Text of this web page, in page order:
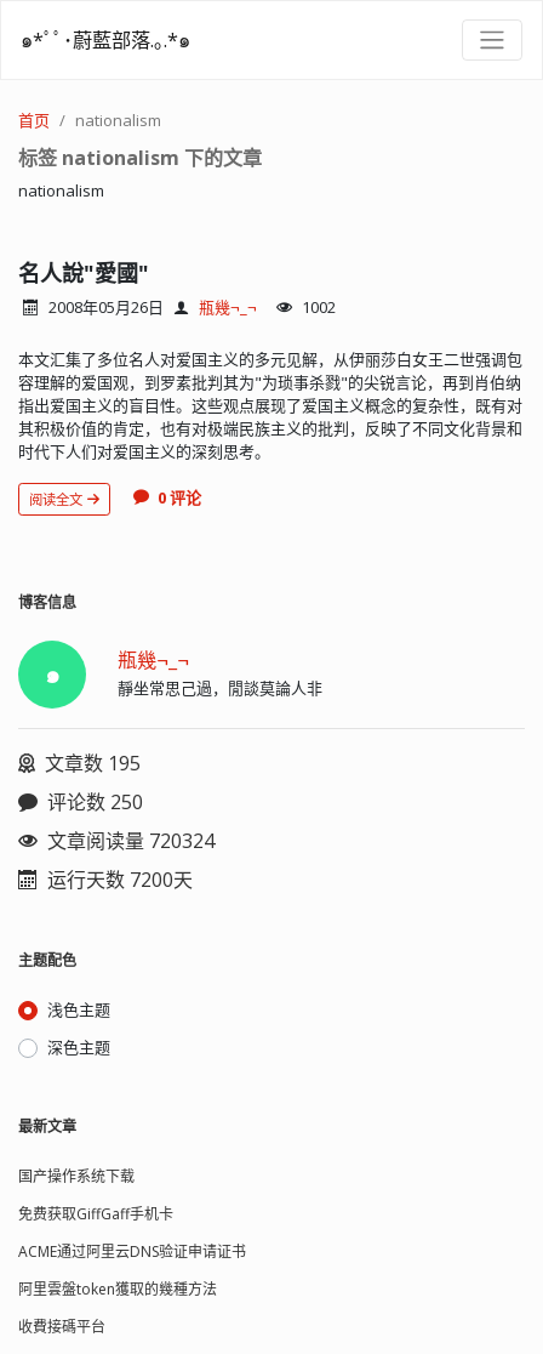
๑*ﾟﾟ･蔚藍部落.｡.*๑
首页 nationalism
标签 nationalism 下的文章
nationalism
名人說"愛國"
2008年05月26日 瓶幾¬_¬ 1002
本文汇集了多位名人对爱国主义的多元见解，从伊丽莎白女王二世强调包
容理解的爱国观，到罗素批判其为"为琐事杀戮"的尖锐言论，再到肖伯纳
指出爱国主义的盲目性。这些观点展现了爱国主义概念的复杂性，既有对
其积极价值的肯定，也有对极端民族主义的批判，反映了不同文化背景和
时代下人们对爱国主义的深刻思考。
阅读全文 0 评论
博客信息
๑ 瓶幾¬_¬
靜坐常思己過，閒談莫論人非
文章数 195
评论数 250
文章阅读量 720324
运行天数 7200天
主题配色
浅色主题
深色主题
最新文章
国产操作系统下载
免费获取GiffGaff手机卡
ACME通过阿里云DNS验证申请证书
阿里雲盤token獲取的幾種方法
收費接碼平台